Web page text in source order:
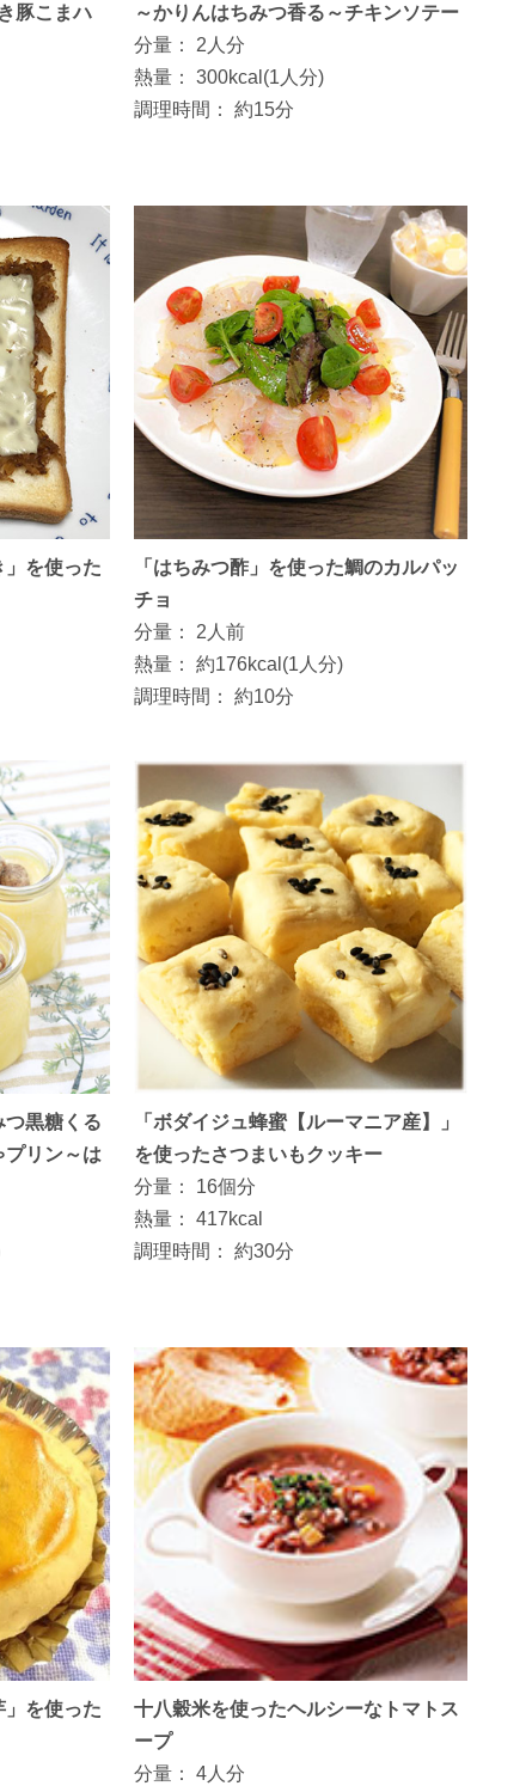
豚こまハ
～かりんはちみつ香る～チキンソテー
分量：
2人分
熱量：
300kcal(1人分)
調理時間：
約15分
」を使った
「はちみつ酢」を使った鯛のカルパッ
チョ
分量：
2人前
熱量：
約176kcal(1人分)
調理時間：
約10分
つ黒糖くる
リン～は
「ボダイジュ蜂蜜【ルーマニア産】」
を使ったさつまいもクッキー
分量：
16個分
熱量：
417kcal
調理時間：
約30分
」を使った
十八穀米を使ったヘルシーなトマトス
ープ
分量：
4人分